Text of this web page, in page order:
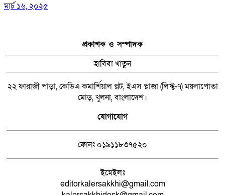
মার্চ ১৬, ২০২৫
প্রকাশক ও সম্পাদক
হাবিবা খাতুন
২২ ফারাজী পাড়া, কেডিএ কমার্শিয়াল প্লট, ইএস প্লাজা (লিফ্ট-৭) ময়লাপোতা
মোড়, খুলনা, বাংলাদেশ।
যোগাযোগ
ফোনঃ ০১৯১১৮৩৭৫২০
ইমেইলঃ
editorkalersakkhi@gmail.com